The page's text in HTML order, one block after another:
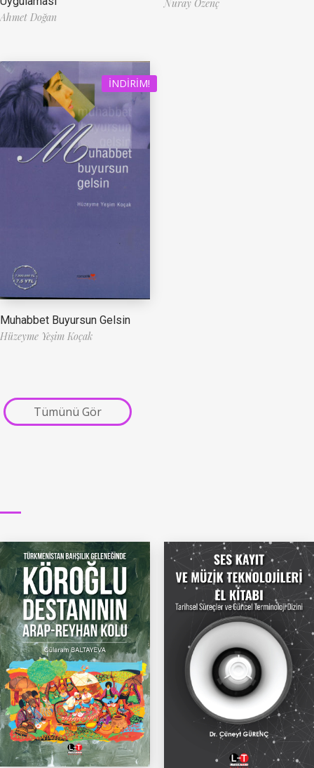
Ahmet Doğan
Nuray Özenç
İNDIRIM!
Muhabbet Buyursun Gelsin
Hüzeyme Yeşim Koçak
Tümünü Gör